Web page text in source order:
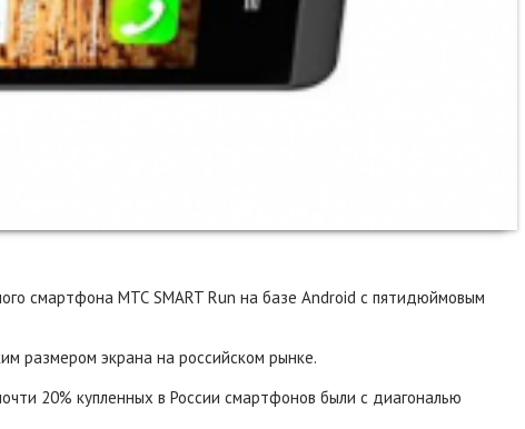
смартфона МТС SMART Run на базе Android с пятидюймовым
размером экрана на российском рынке.
20% купленных в России смартфонов были с диагональю